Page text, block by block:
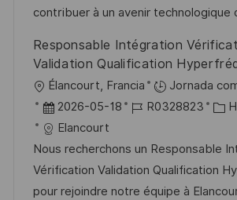
b
i
c
a
c
ó
n
a
contribuer à un avenir technologique
Responsable Intégration
Validation Qualification
U
b
c
a
c
Élancourt, Francia
Jornada
F
e
c
h
a
2026-05-18
I
d
e
e
R0328823
C
t
e
g
Elancourt
Nous recherchons un Responsable
Vérification Validation Qualification
pour rejoindre notre équipe à